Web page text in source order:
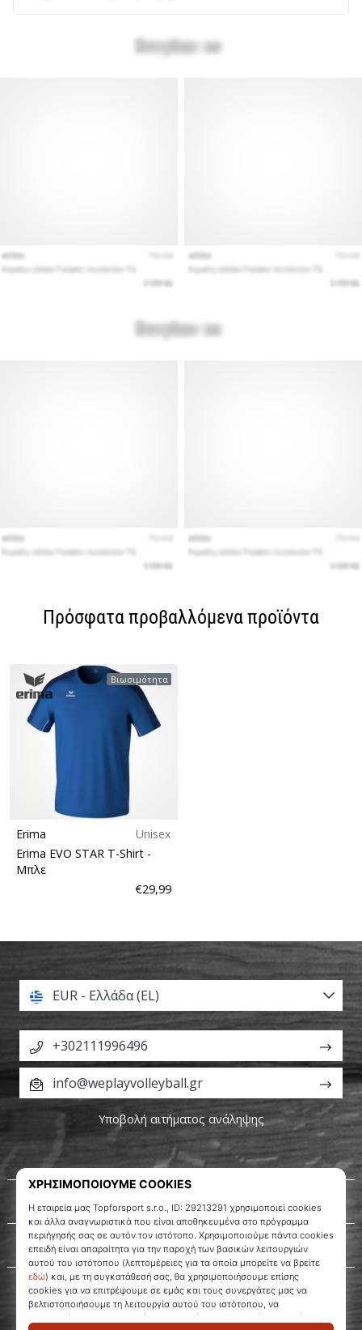
Πρόσφατα προβαλλόμενα προϊόντα
Βιωσιμότητα
Erima
Unisex
Erima EVO STAR T-Shirt -
Μπλε
€29,99
Σχετικά μ' εμάς
Εξυπηρέτηση πελατών
EUR - Ελλάδα (EL)
+302111996496
info@weplayvolleyball.gr
Υποβολή αιτήματος ανάληψης